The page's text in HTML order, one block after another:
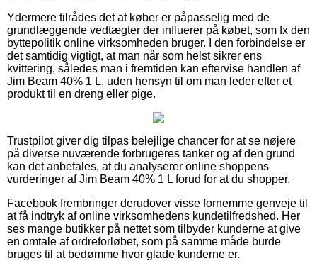
Ydermere tilrådes det at køber er påpasselig med de
grundlæggende vedtægter der influerer på købet, som fx den
byttepolitik online virksomheden bruger. I den forbindelse er
det samtidig vigtigt, at man når som helst sikrer ens
kvittering, således man i fremtiden kan eftervise handlen af
Jim Beam 40% 1 L, uden hensyn til om man leder efter et
produkt til en dreng eller pige.
Trustpilot giver dig tilpas belejlige chancer for at se nøjere
på diverse nuværende forbrugeres tanker og af den grund
kan det anbefales, at du analyserer online shoppens
vurderinger af Jim Beam 40% 1 L forud for at du shopper.
Facebook frembringer derudover visse fornemme genveje til
at få indtryk af online virksomhedens kundetilfredshed. Her
ses mange butikker på nettet som tilbyder kunderne at give
en omtale af ordreforløbet, som på samme måde burde
bruges til at bedømme hvor glade kunderne er.